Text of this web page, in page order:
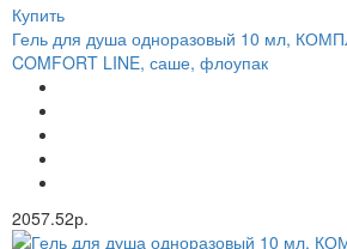
Купить
Гель для душа одноразовый 10 мл,
COMFORT LINE, саше, флоупак
2057.52р.